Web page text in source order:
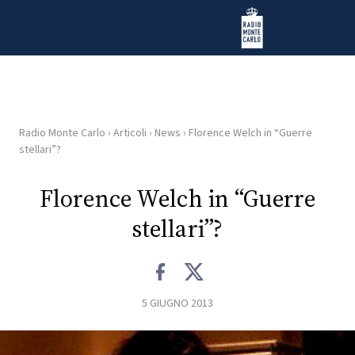
Radio Monte Carlo
HOME
RADIO
Radio Monte Carlo › Articoli › News › Florence Welch in “Guerre
stellari”?
Florence Welch in “Guerre
stellari”?
5 GIUGNO 2013